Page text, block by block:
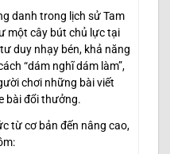
danh trong lịch sử Tam
một cây bút chủ lực tại
duy nhạy bén, khả năng
“dám nghĩ dám làm”,
chơi những bài viết
bài đổi thưởng.
từ cơ bản đến nâng cao,